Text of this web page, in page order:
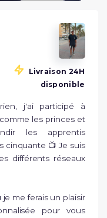
Livraison 24H
disponible
j'ai participé à
les princes et
les apprentis
cinquante 📺 Je suis
différents réseaux
me ferais un plaisir
pour vous